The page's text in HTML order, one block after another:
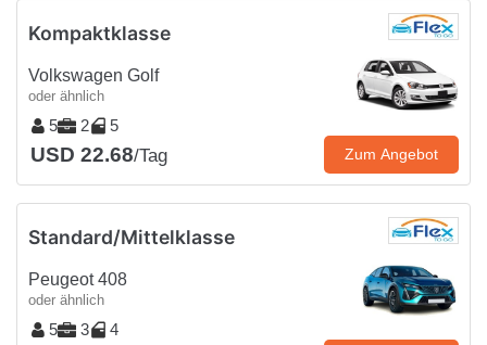
Kompaktklasse
Volkswagen Golf
oder ähnlich
5 2 5
USD 22.68/Tag Zum Angebot
Standard/Mittelklasse
Peugeot 408
oder ähnlich
5 3 4